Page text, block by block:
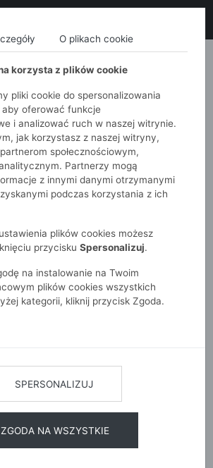
QUIOSQUE
2-7 lat
dla dziewczynki
O plikach cookie
korzysta z plików cookie
pliki cookie do spersonalizowania
oferować funkcje
i analizować ruch w naszej witrynie.
jak korzystasz z naszej witryny,
społecznościowym,
Partnerzy mogą
z innymi danymi otrzymanymi
podczas korzystania z ich
plików cookies możesz
przycisku Spersonalizuj.
na instalowanie na Twoim
plików cookies wszystkich
kategorii, kliknij przycisk Zgoda.
SPERSONALIZUJ
ZGODA NA WSZYSTKIE